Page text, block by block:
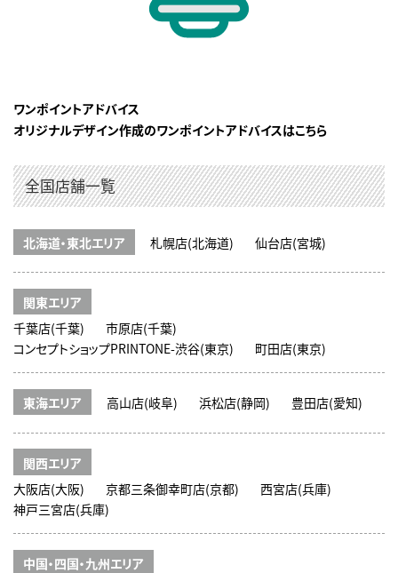
ワンポイントアドバイス
オリジナルデザイン作成のワンポイントアドバイスはこちら
全国店舗一覧
北海道・東北エリア 札幌店(北海道) 仙台店(宮城)
関東エリア
千葉店(千葉)
市原店(千葉)
コンセプトショップPRINTONE-渋谷(東京)
町田店(東京)
東海エリア 高山店(岐阜) 浜松店(静岡) 豊田店(愛知)
関西エリア
大阪店(大阪)
京都三条御幸町店(京都)
西宮店(兵庫)
神戸三宮店(兵庫)
中国・四国・九州エリア